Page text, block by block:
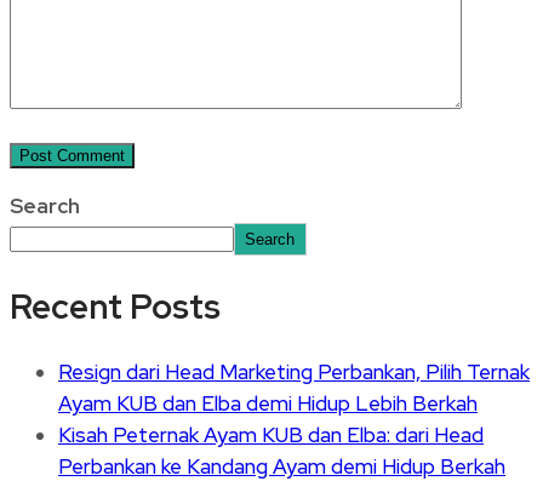
Search
Search
Recent Posts
Resign dari Head Marketing Perbankan, Pilih Ternak
Ayam KUB dan Elba demi Hidup Lebih Berkah
Kisah Peternak Ayam KUB dan Elba: dari Head
Perbankan ke Kandang Ayam demi Hidup Berkah